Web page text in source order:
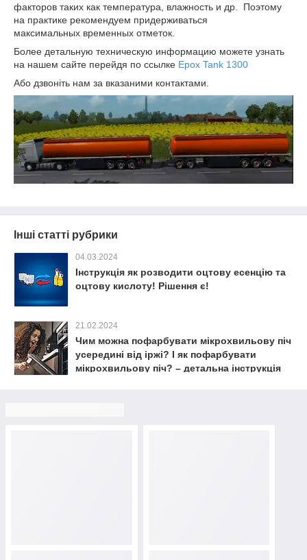
факторов таких как температура, влажность и др. Поэтому
на практике рекомендуем придерживаться
максимальных временных отметок.
Более детальную техническую информацию можете узнать
на нашем сайте перейдя по ссылке Epox Tank 1300
Або дзвоніть нам за вказаними контактами.
Інші статті рубрики
04.03.2024
Інструкція як розводити оцтову есенцію та
оцтову кислоту! Рішення є!
21.02.2024
Чим можна пофарбувати мікрохвильову піч
усередині від іржі? І як пофарбувати
мікрохвильову піч? – детальна інструкція